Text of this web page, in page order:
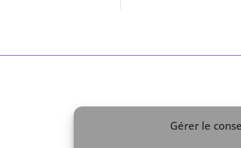
Gérer le